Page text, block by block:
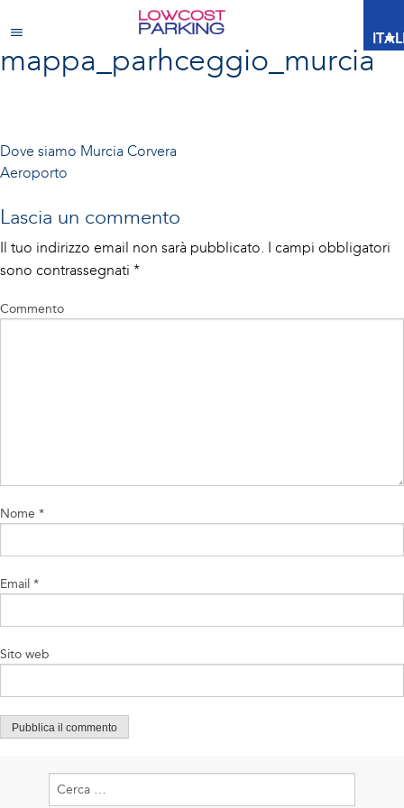
mappa_parhceggio_murcia
Navigazione
articoli
Dove siamo Murcia Corvera
Aeroporto
Lascia un commento
Il tuo indirizzo email non sarà pubblicato. I campi obbligatori
sono contrassegnati *
Commento
Nome *
Email *
Sito web